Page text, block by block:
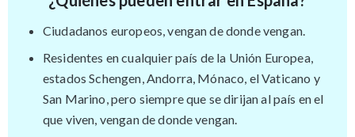
Ciudadanos europeos, vengan de donde vengan.
Residentes en cualquier país de la Unión Europea,
estados Schengen, Andorra, Mónaco, el Vaticano y
San Marino, pero siempre que se dirijan al país en el
que viven, vengan de donde vengan.